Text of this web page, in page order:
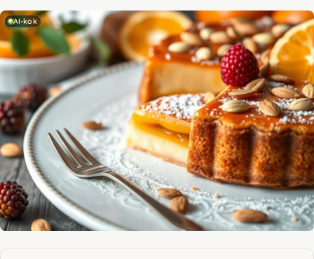
AI-kok